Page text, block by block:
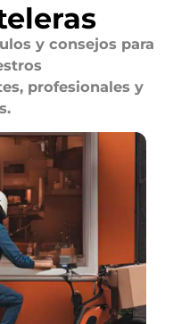
y consejos para
profesionales y